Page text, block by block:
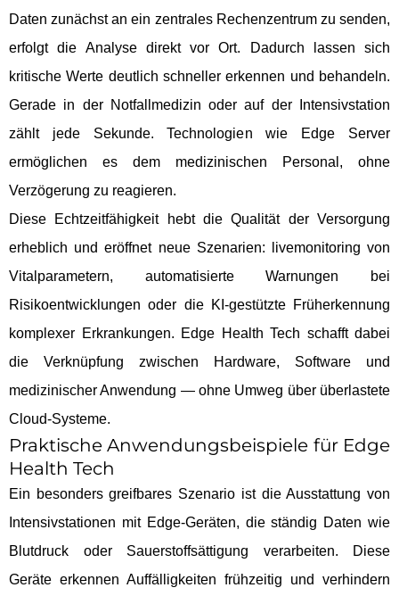
Daten zunächst an ein zentrales Rechenzentrum zu senden,
erfolgt die Analyse direkt vor Ort. Dadurch lassen sich
kritische Werte deutlich schneller erkennen und behandeln.
Gerade in der Notfallmedizin oder auf der Intensivstation
zählt jede Sekunde. Technologien wie Edge Server
ermöglichen es dem medizinischen Personal, ohne
Verzögerung zu reagieren.
Diese Echtzeitfähigkeit hebt die Qualität der Versorgung
erheblich und eröffnet neue Szenarien: livemonitoring von
Vitalparametern, automatisierte Warnungen bei
Risikoentwicklungen oder die KI-gestützte Früherkennung
komplexer Erkrankungen. Edge Health Tech schafft dabei
die Verknüpfung zwischen Hardware, Software und
medizinischer Anwendung — ohne Umweg über überlastete
Cloud-Systeme.
Praktische Anwendungsbeispiele für Edge
Health Tech
Ein besonders greifbares Szenario ist die Ausstattung von
Intensivstationen mit Edge-Geräten, die ständig Daten wie
Blutdruck oder Sauerstoffsättigung verarbeiten. Diese
Geräte erkennen Auffälligkeiten frühzeitig und verhindern